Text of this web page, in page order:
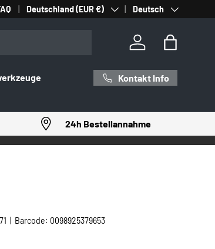
Land/Region
Deutschland (EUR €) SpracheDeutsch
Einloggen
Kontakt Info
24h Bestellannahme
Barcode: 0098925379653